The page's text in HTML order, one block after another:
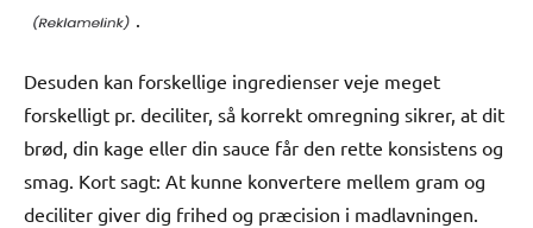
.
Desuden kan forskellige ingredienser veje meget
forskelligt pr. deciliter, så korrekt omregning sikrer, at dit
brød, din kage eller din sauce får den rette konsistens og
smag. Kort sagt: At kunne konvertere mellem gram og
deciliter giver dig frihed og præcision i madlavningen.